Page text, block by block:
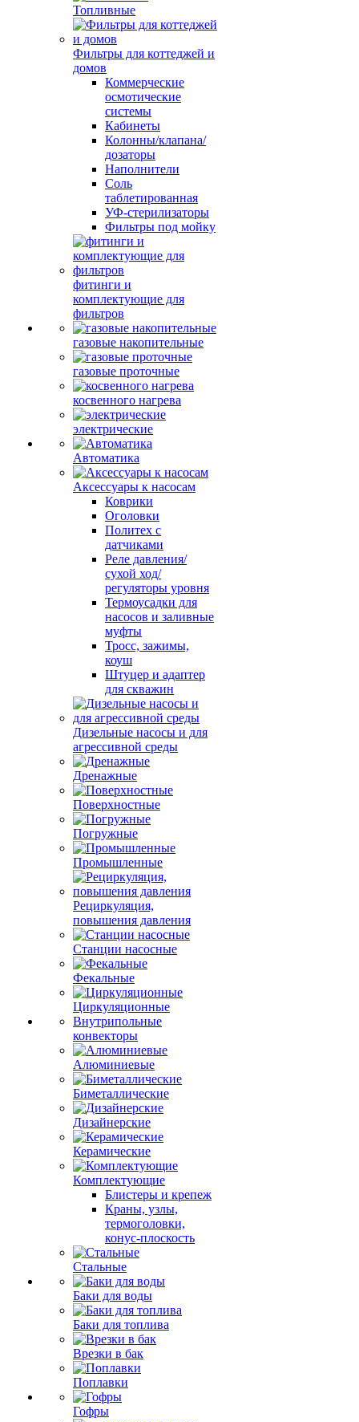
Топливные
Фильтры для коттеджей и
домов
Коммерческие
осмотические
системы
Кабинеты
Колонны/клапана/
дозаторы
Наполнители
Соль
таблетированная
УФ-стерилизаторы
Фильтры под мойку
фитинги и
комплектующие для
фильтров
газовые накопительные
газовые проточные
косвенного нагрева
электрические
Автоматика
Аксессуары к насосам
Коврики
Оголовки
Политех с
датчиками
Реле давления/
сухой ход/
регуляторы уровня
Термоусадки для
насосов и заливные
муфты
Тросс, зажимы,
коуш
Штуцер и адаптер
для скважин
Дизельные насосы и для
агрессивной среды
Дренажные
Поверхностные
Погружные
Промышленные
Рециркуляция,
повышения давления
Станции насосные
Фекальные
Циркуляционные
Внутрипольные
конвекторы
Алюминиевые
Биметаллические
Дизайнерские
Керамические
Комплектующие
Блистеры и крепеж
Краны, узлы,
термоголовки,
конус-плоскость
Стальные
Баки для воды
Баки для топлива
Врезки в бак
Поплавки
Гофры